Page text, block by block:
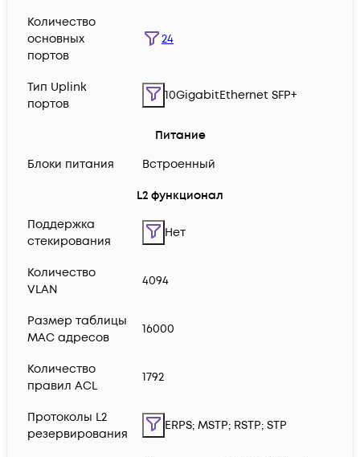
Количество
основных
портов
24
Тип Uplink
портов
10GigabitEthernet SFP+
Питание
Блоки питания
Встроенный
L2 функционал
Поддержка
стекирования
Нет
Количество
VLAN
4094
Размер таблицы
MAC адресов
16000
Количество
правил ACL
1792
Протоколы L2
резервирования
ERPS; MSTP; RSTP; STP